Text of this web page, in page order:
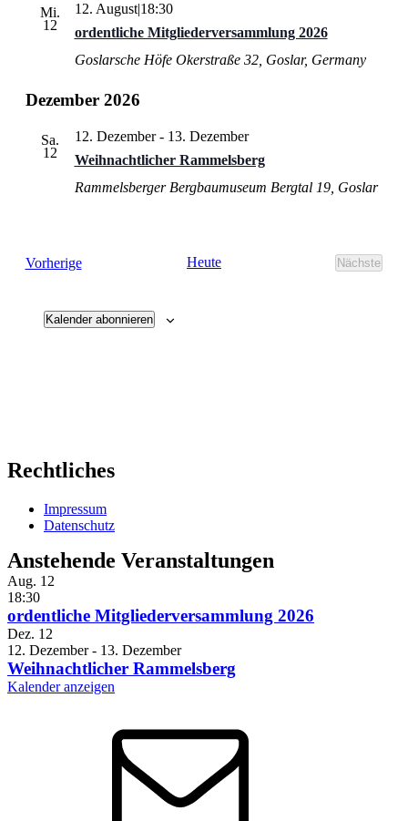
Mi.
12
ordentliche Mitgliederversammlung 2026
12. August|18:30
Goslarsche Höfe Okerstraße 32, Goslar, Germany
Dezember 2026
Sa.
12
Weihnachtlicher Rammelsberg
12. Dezember- 13. Dezember
Rammelsberger Bergbaumuseum Bergtal 19, Goslar
VorherigeVeranstaltungen Heute
Nächste
Kalender abonnieren
Rechtliches
Impressum
Datenschutz
Anstehende Veranstaltungen
Aug. 12
18:30
ordentliche Mitgliederversammlung 2026
Dez. 12
12. Dezember- 13. Dezember
Weihnachtlicher Rammelsberg
Kalender anzeigen